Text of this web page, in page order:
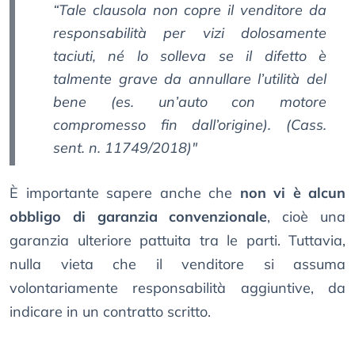
“Tale clausola non copre il venditore da
responsabilità per vizi dolosamente
taciuti, né lo solleva se il difetto è
talmente grave da annullare l’utilità del
bene (es. un’auto con motore
compromesso fin dall’origine). (Cass.
sent. n. 11749/2018)"
È importante sapere anche che non vi è alcun
obbligo di garanzia convenzionale, cioè una
garanzia ulteriore pattuita tra le parti. Tuttavia,
nulla vieta che il venditore si assuma
volontariamente responsabilità aggiuntive, da
indicare in un contratto scritto.